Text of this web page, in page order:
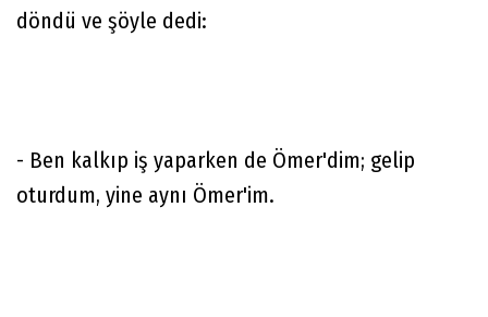
döndü ve şöyle dedi:
- Ben kalkıp iş yaparken de Ömer'dim; gelip
oturdum, yine aynı Ömer'im.